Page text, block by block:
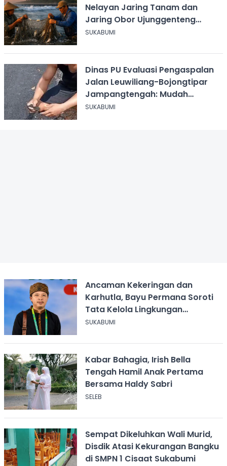
Nelayan Jaring Tanam dan
Jaring Obor Ujunggenteng
Sukabumi
SUKABUMI
Dinas PU Evaluasi Pengaspalan
Jalan Leuwiliang-Bojongtipar
Jampangtengah: Mudah
Mengelupas
SUKABUMI
Ancaman Kekeringan dan
Karhutla, Bayu Permana Soroti
Tata Kelola Lingkungan
Sukabumi
SUKABUMI
Kabar Bahagia, Irish Bella
Tengah Hamil Anak Pertama
Bersama Haldy Sabri
SELEB
Sempat Dikeluhkan Wali Murid,
Disdik Atasi Kekurangan Bangku
di SMPN 1 Cisaat Sukabumi